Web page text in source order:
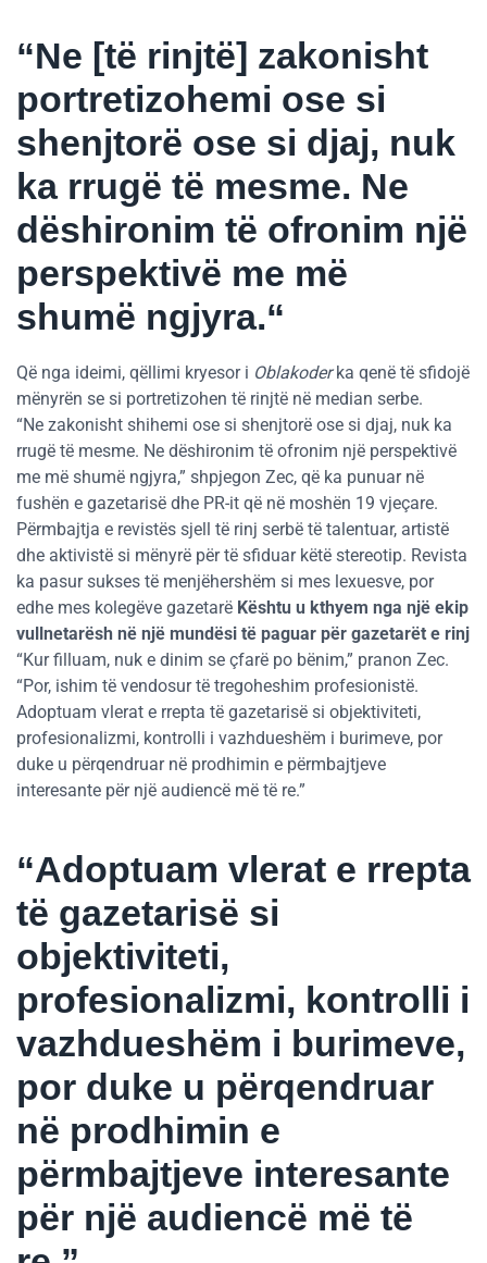
“Ne [të rinjtë] zakonisht
portretizohemi ose si
shenjtorë ose si djaj, nuk
ka rrugë të mesme. Ne
dëshironim të ofronim një
perspektivë me më
shumë ngjyra.“
Që nga ideimi, qëllimi kryesor i Oblakoderka qenë të sfidojë
mënyrën se si portretizohen të rinjtë në median serbe.
“Ne zakonisht shihemi ose si shenjtorë ose si djaj, nuk ka
rrugë të mesme. Ne dëshironim të ofronim një perspektivë
me më shumë ngjyra,” shpjegon Zec, që ka punuar në
fushën e gazetarisë dhe PR-it që në moshën 19 vjeçare.
Përmbajtja e revistës sjell të rinj serbë të talentuar, artistë
dhe aktivistë si mënyrë për të sfiduar këtë stereotip. Revista
ka pasur sukses të menjëhershëm si mes lexuesve, por
edhe mes kolegëve gazetarë Kështu u kthyem nga një ekip
vullnetarësh në një mundësi të paguar për gazetarët e rinj
“Kur filluam, nuk e dinim se çfarë po bënim,” pranon Zec.
“Por, ishim të vendosur të tregoheshim profesionistë.
Adoptuam vlerat e rrepta të gazetarisë si objektiviteti,
profesionalizmi, kontrolli i vazhdueshëm i burimeve, por
duke u përqendruar në prodhimin e përmbajtjeve
interesante për një audiencë më të re.”
“Adoptuam vlerat e rrepta
të gazetarisë si
objektiviteti,
profesionalizmi, kontrolli i
vazhdueshëm i burimeve,
por duke u përqendruar
në prodhimin e
përmbajtjeve interesante
për një audiencë më të